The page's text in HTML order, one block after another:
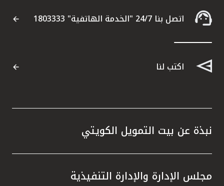
تركيا
المملكة المتحدة
مملكة البحرين
اتصل بنا 24/7 "الخدمة الهاتفية" 1803333
اكتب لنا
نبذة عن بيت التمويل الكويتي
مجلس الإدارة والإدارة التنفيذية